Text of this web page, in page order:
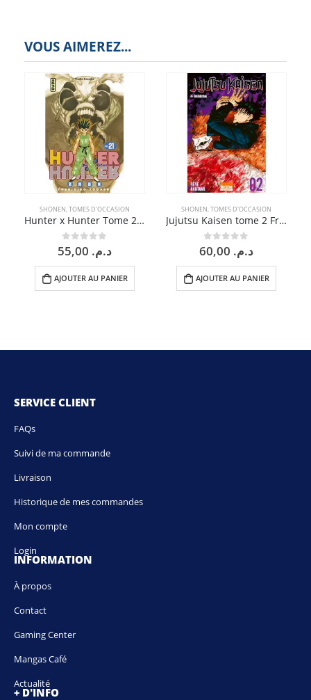
VOUS AIMEREZ...
SHONEN,TOMES D'OCCASION
Hunter x Hunter Tome 21 Fr Occasion
0sur 5د.م.
AJOUTER AU PANIER
SHONEN,TOMES D'OCCASION
Jujutsu Kaisen tome 2 Fr Occasion
0sur 5د.م.
AJOUTER AU PANIER
SERVICE CLIENT
FAQs
Suivi de ma commande
Livraison
Historique de mes commandes
Mon compte
Login
INFORMATION
À propos
Contact
Gaming Center
Mangas Café
Actualité
+ D'INFO